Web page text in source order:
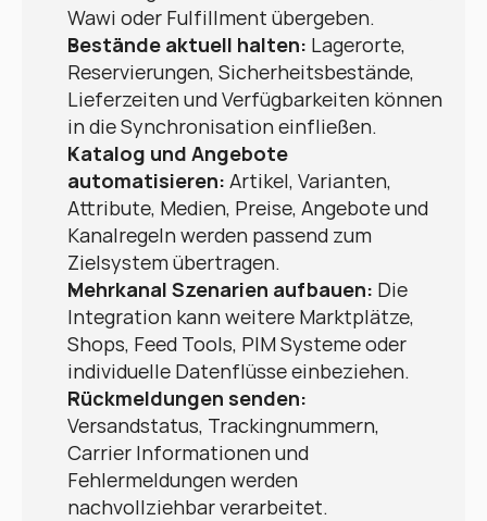
Wawi oder Fulfillment übergeben.
Bestände aktuell halten: Lagerorte,
Reservierungen, Sicherheitsbestände,
Lieferzeiten und Verfügbarkeiten können
in die Synchronisation einfließen.
Katalog und Angebote
automatisieren: Artikel, Varianten,
Attribute, Medien, Preise, Angebote und
Kanalregeln werden passend zum
Zielsystem übertragen.
Mehrkanal Szenarien aufbauen: Die
Integration kann weitere Marktplätze,
Shops, Feed Tools, PIM Systeme oder
individuelle Datenflüsse einbeziehen.
Rückmeldungen senden:
Versandstatus, Trackingnummern,
Carrier Informationen und
Fehlermeldungen werden
nachvollziehbar verarbeitet.